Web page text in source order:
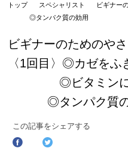
トップ スペシャリスト
ビギナ
◎タンパク質の効用
ビギナーのためのや
〈1回目〉◎カゼをふ
◎ビタミンに
◎タンパク質の
この記事をシェアする